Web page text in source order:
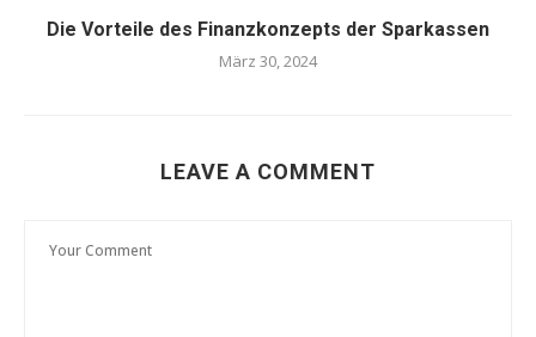
Die Vorteile des Finanzkonzepts der Sparkassen
März 30, 2024
LEAVE A COMMENT